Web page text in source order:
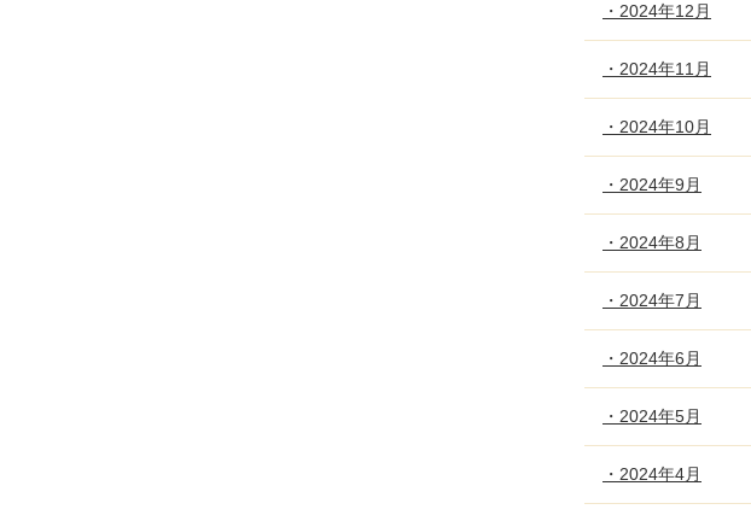
・2024年12月
・2024年11月
・2024年10月
・2024年9月
・2024年8月
・2024年7月
・2024年6月
・2024年5月
・2024年4月